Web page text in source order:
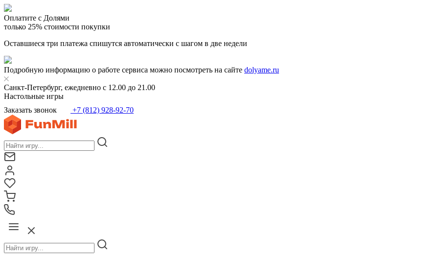
Оплатите с Долями
только 25% стоимости покупки
Оставшиеся три платежа спишутся автоматически с шагом в две недели
Подробную информацию о работе сервиса можно посмотреть на сайте dolyame.ru
Санкт-Петербург, ежедневно с 12.00 до 21.00
Настольные игры
Заказать звонок
+7 (812) 928-92-70